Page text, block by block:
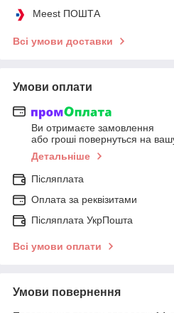
Meest ПОШТА
Всі умови доставки
Умови оплати
Ви отримаєте замовлення
або гроші повернуться на
Детальніше
Післяплата
Оплата за реквізитами
Післяплата УкрПошта
Всі умови оплати
Умови повернення